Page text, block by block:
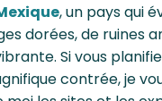
, un pays qui
dorées, de ruines
Si vous
contrée, je